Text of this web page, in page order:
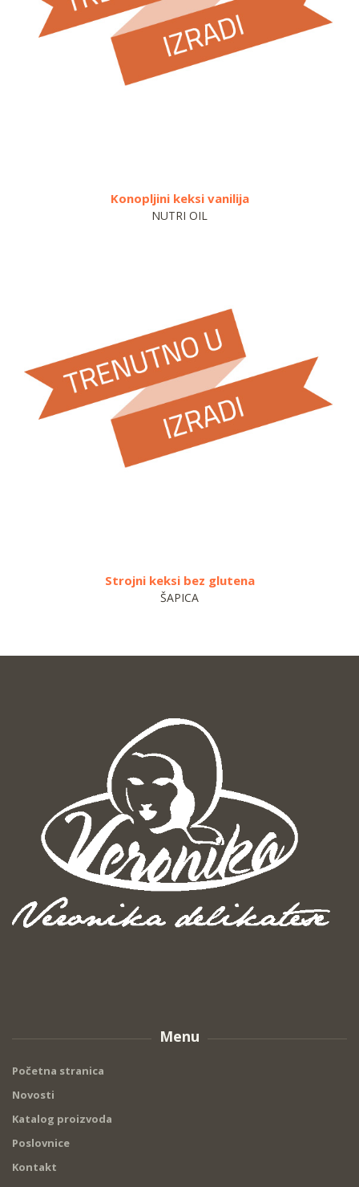
Konopljini keksi vanilija
Strojni keksi bez glutena
Menu
Početna stranica
Novosti
Katalog proizvoda
Poslovnice
Kontakt